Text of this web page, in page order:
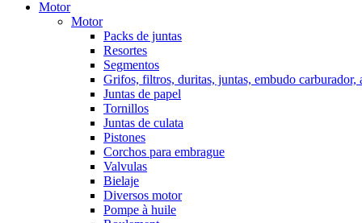
Motor
Motor
Packs de juntas
Resortes
Segmentos
Grifos, filtros, duritas, juntas, embudo carburador,
Juntas de papel
Tornillos
Juntas de culata
Pistones
Corchos para embrague
Valvulas
Bielaje
Diversos motor
Pompe à huile